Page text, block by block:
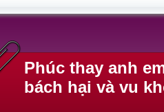
Phúc thay anh
bách hại và vu